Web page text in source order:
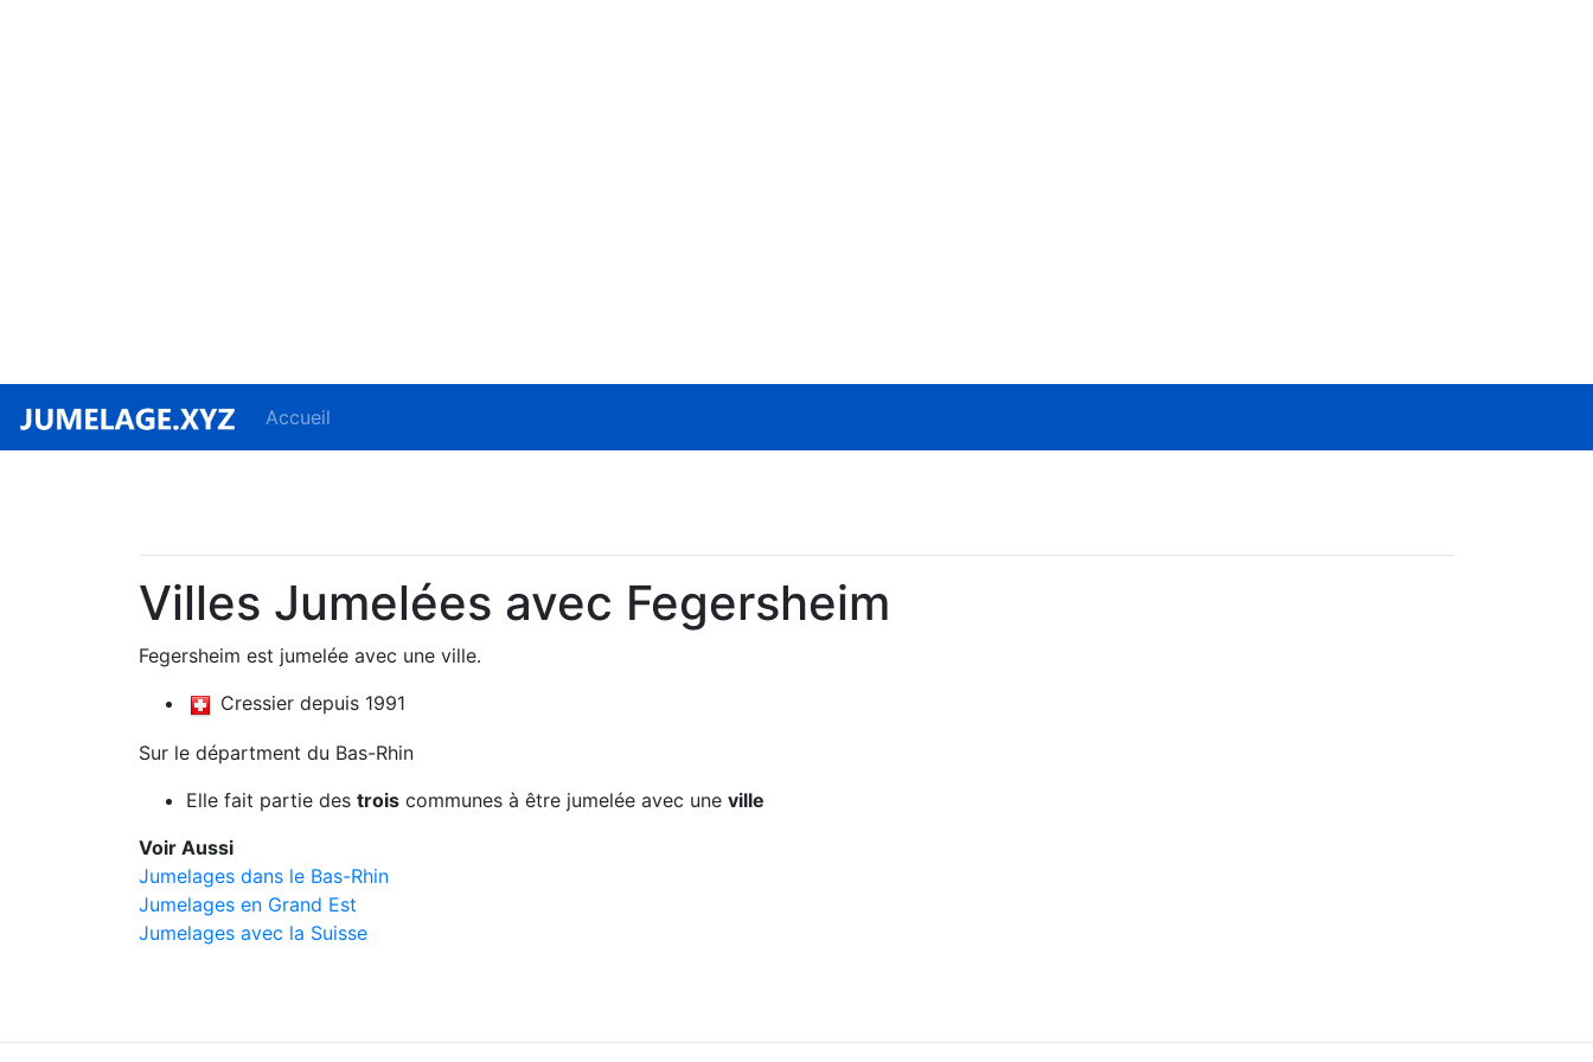
Accueil
Villes Jumelées avec Fegersheim
Fegersheim est jumelée avec une ville.
Cressier depuis 1991
Sur le départment du Bas-Rhin
Elle fait partie des trois communes à être jumelée avec une ville
Voir Aussi
Jumelages dans le Bas-Rhin
Jumelages en Grand Est
Jumelages avec la Suisse